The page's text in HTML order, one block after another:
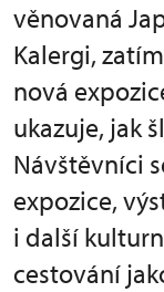
věnovaná
Kalergi,
nová
ukazuje, jak
Návštěvníci
expozice,
i další
cestování